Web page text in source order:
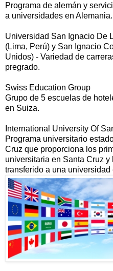
Programa de alemán y
a universidades en Alemania.
Universidad San Ignacio De
(Lima, Perú) y San Ignacio
Unidos) - Variedad de
pregrado.
Swiss Education Group
Grupo de 5 escuelas de
en Suiza.
International University Of
Programa universitario
Cruz que proporciona los
universitaria en Santa Cruz
transferido a una